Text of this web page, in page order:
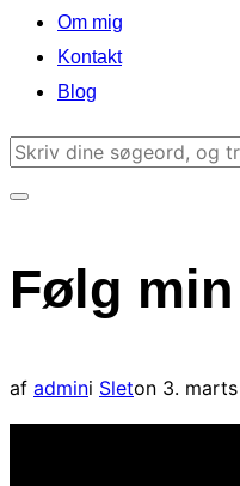
Om mig
Kontakt
Blog
Søg
i
sidekolonne
Følg
af admini Sleton Udgivet
d.
3.